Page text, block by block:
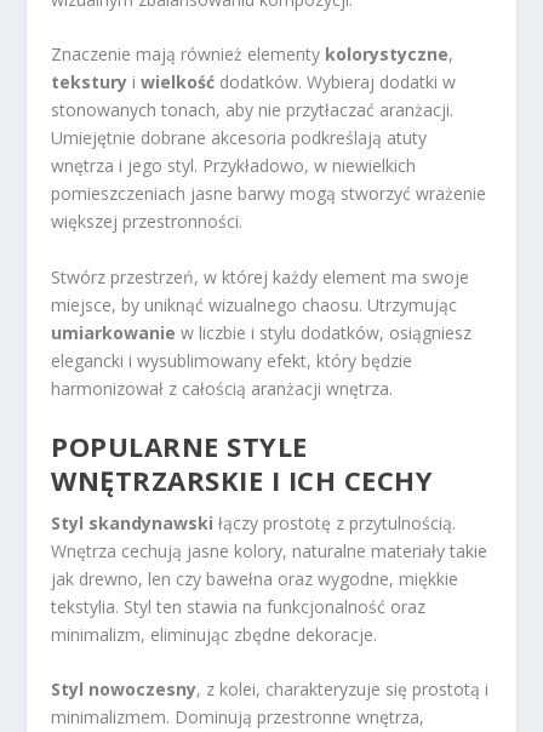
Znaczenie mają również elementy kolorystyczne,
tekstury iwielkość dodatków. Wybieraj dodatki w
stonowanych tonach, aby nie przytłaczać aranżacji.
Umiejętnie dobrane akcesoria podkreślają atuty
wnętrza i jego styl. Przykładowo, w niewielkich
pomieszczeniach jasne barwy mogą stworzyć wrażenie
większej przestronności.
Stwórz przestrzeń, w której każdy element ma swoje
miejsce, by uniknąć wizualnego chaosu. Utrzymując
umiarkowanie w liczbie i stylu dodatków, osiągniesz
elegancki i wysublimowany efekt, który będzie
harmonizował z całością aranżacji wnętrza.
POPULARNE STYLE
WNĘTRZARSKIE I ICH CECHY
Styl skandynawski łączy prostotę z przytulnością.
Wnętrza cechują jasne kolory, naturalne materiały takie
jak drewno, len czy bawełna oraz wygodne, miękkie
tekstylia. Styl ten stawia na funkcjonalność oraz
minimalizm, eliminując zbędne dekoracje.
Styl nowoczesny, z kolei, charakteryzuje się prostotą i
minimalizmem. Dominują przestronne wnętrza,